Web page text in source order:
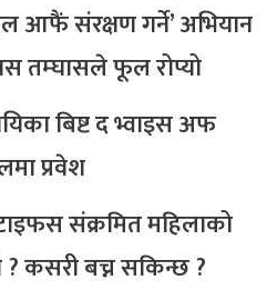
आफैं संरक्षण गर्ने’ अभियान
तम्घासले फूल रोप्यो
बिष्ट द भ्वाइस अफ
प्रवेश
संक्रमित महिलाको
? कसरी बच्न सकिन्छ ?